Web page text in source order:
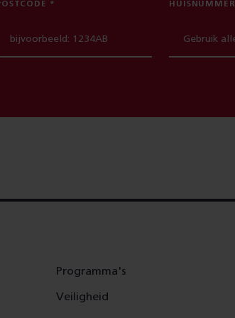
HUISNUMMER
Programma's
Veiligheid